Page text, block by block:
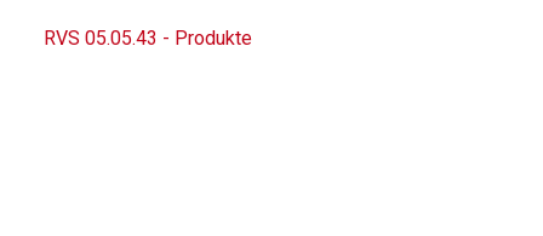
RVS 05.05.43 - Produkte